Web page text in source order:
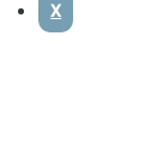
X